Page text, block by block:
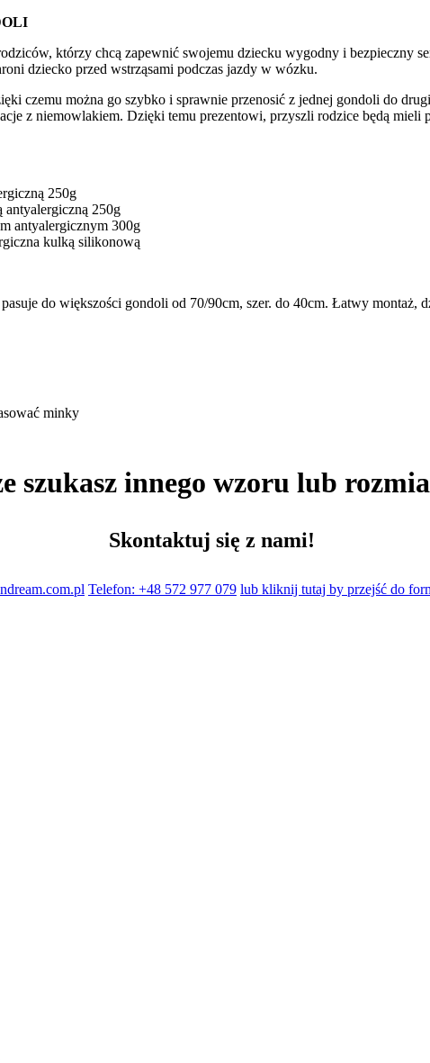
którzy chcą zapewnić swojemu dziecku wygodny i bezpieczny
dziecko przed wstrząsami podczas jazdy w wózku.
czemu można go szybko i sprawnie przenosić z jednej gondoli do
z niemowlakiem. Dzięki temu prezentowi, przyszli rodzice będą mieli
250g
antyalergiczną 250g
antyalergicznym 300g
kulką silikonową
do większości gondoli od 70/90cm, szer. do 40cm. Łatwy
minky
szukasz innego wzoru lub
Skontaktuj się z nami!
Telefon: +48 572 977 079 lub kliknij tutaj by przejść do